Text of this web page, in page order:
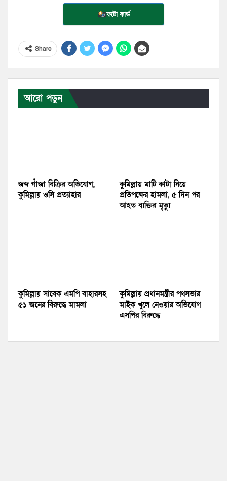
ফটো কার্ড
Share
আরো পড়ুন
জব্দ গাঁজা বিক্রির অভিযোগ,
কুমিল্লায় ওসি প্রত্যাহার
কুমিল্লায় মাটি কাটা নিয়ে
প্রতিপক্ষের হামলা, ৫ দিন পর
আহত ব্যক্তির মৃত্যু
কুমিল্লায় সাবেক এমপি বাহারসহ
৫১ জনের বিরুদ্ধে মামলা
কুমিল্লায় প্রধানমন্ত্রীর পথসভার
মাইক খুলে নেওয়ার অভিযোগ
এসপির বিরুদ্ধে